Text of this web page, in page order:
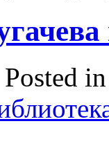
Posted